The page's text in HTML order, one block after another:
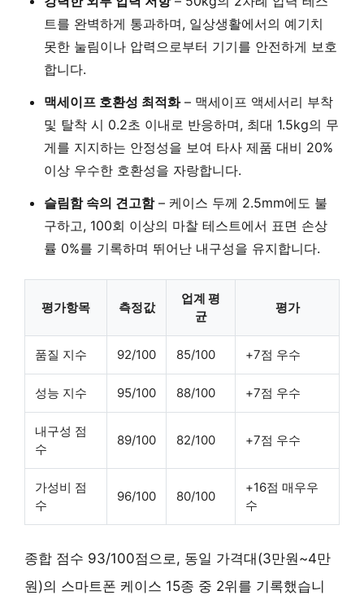
트를 완벽하게 통과하며, 일상생활에서의 예기치
못한 눌림이나 압력으로부터 기기를 안전하게 보호
합니다.
맥세이프 호환성 최적화– 맥세이프 액세서리 부착
및 탈착 시 0.2초 이내로 반응하며, 최대 1.5kg의 무
게를 지지하는 안정성을 보여 타사 제품 대비 20%
이상 우수한 호환성을 자랑합니다.
슬림함 속의 견고함– 케이스 두께 2.5mm에도 불
구하고, 100회 이상의 마찰 테스트에서 표면 손상
률 0%를 기록하며 뛰어난 내구성을 유지합니다.
평가항목 측정값
업계 평
균
평가
품질 지수 92/100 85/100 +7점 우수
성능 지수 95/100 88/100 +7점 우수
내구성 점
수
89/100 82/100 +7점 우수
가성비 점
수
96/100 80/100
+16점 매우우
수
종합 점수 93/100점으로, 동일 가격대(3만원~4만
원)의 스마트폰 케이스 15종 중 2위를 기록했습니